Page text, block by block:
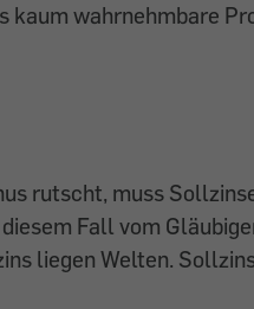
kaum wahrnehmbare
rutscht, muss
Fall vom
liegen Welten.